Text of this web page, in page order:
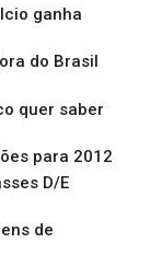
ganha
do Brasil
quer saber
para 2012
D/E
de